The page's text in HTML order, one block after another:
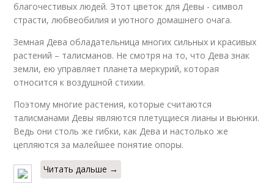
благочестивых людей. Этот цветок для Девы - символ
страсти, любвеобилия и уютного домашнего очага.
Земная Дева обладательница многих сильных и красивых
растений – талисманов. Не смотря на то, что Дева знак
земли, ею управляет планета меркурий, которая
относится к воздушной стихии.
Поэтому многие растения, которые считаются
талисманами Девы являются плетущиеся лианы и вьюнки.
Ведь они столь же гибки, как Дева и настолько же
цепляются за малейшее понятие опоры.
Читать дальше →